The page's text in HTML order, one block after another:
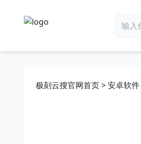
极刻云搜官网首页>安卓软件